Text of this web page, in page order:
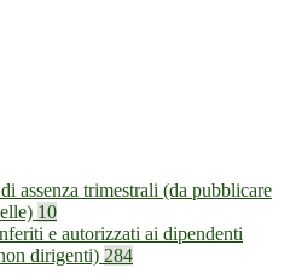
assenza trimestrali (da pubblicare
10
e autorizzati ai dipendenti
dirigenti) 284